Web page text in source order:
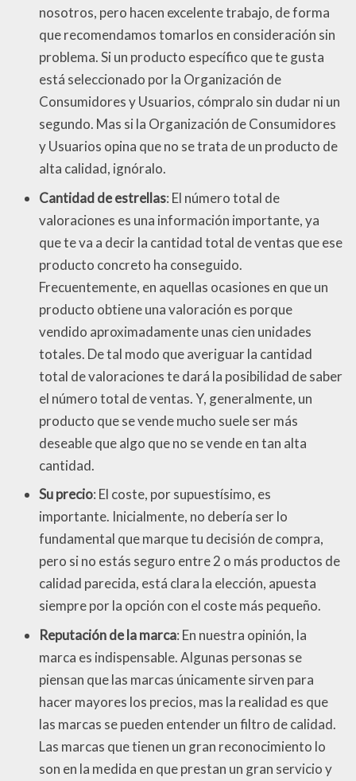
nosotros, pero hacen excelente trabajo, de forma
que recomendamos tomarlos en consideración sin
problema. Si un producto específico que te gusta
está seleccionado por la Organización de
Consumidores y Usuarios, cómpralo sin dudar ni un
segundo. Mas si la Organización de Consumidores
y Usuarios opina que no se trata de un producto de
alta calidad, ignóralo.
Cantidad de estrellas: El número total de
valoraciones es una información importante, ya
que te va a decir la cantidad total de ventas que ese
producto concreto ha conseguido.
Frecuentemente, en aquellas ocasiones en que un
producto obtiene una valoración es porque
vendido aproximadamente unas cien unidades
totales. De tal modo que averiguar la cantidad
total de valoraciones te dará la posibilidad de saber
el número total de ventas. Y, generalmente, un
producto que se vende mucho suele ser más
deseable que algo que no se vende en tan alta
cantidad.
Su precio: El coste, por supuestísimo, es
importante. Inicialmente, no debería ser lo
fundamental que marque tu decisión de compra,
pero si no estás seguro entre 2 o más productos de
calidad parecida, está clara la elección, apuesta
siempre por la opción con el coste más pequeño.
Reputación de la marca: En nuestra opinión, la
marca es indispensable. Algunas personas se
piensan que las marcas únicamente sirven para
hacer mayores los precios, mas la realidad es que
las marcas se pueden entender un filtro de calidad.
Las marcas que tienen un gran reconocimiento lo
son en la medida en que prestan un gran servicio y